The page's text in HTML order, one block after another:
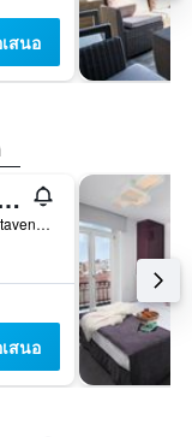
สนอ
House Hostel
Inonumahcumhuriyetavenuepaparoncallistreetno15Elma, อิสตันบูล, ตุรเคีย
สนอ